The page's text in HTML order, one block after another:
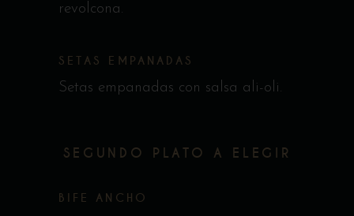
revolcona.
SETAS EMPANADAS
Setas empanadas con salsa ali-oli.
SEGUNDO PLATO A ELEGIR
BIFE ANCHO